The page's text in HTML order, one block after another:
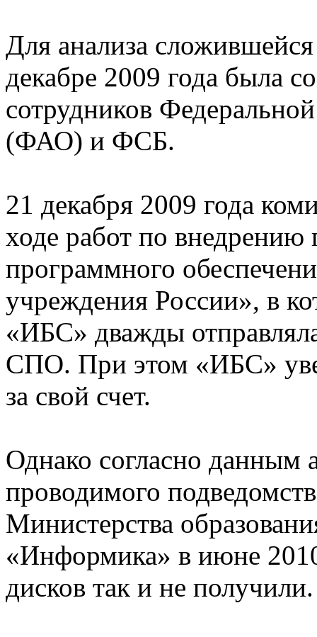
Для анализа
декабре 2009 года была
сотрудников
(ФАО) и ФСБ.
21 декабря 2009 года
ходе работ по внедрению
программного
учреждения России», в
«ИБС» дважды
СПО. При этом «ИБС»
за свой счет.
Однако согласно данным
проводимого
Министерства
«Информика» в июне
дисков так и не получили.